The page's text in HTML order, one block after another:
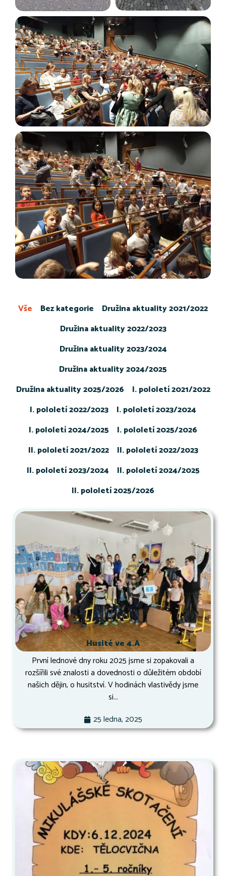
Bez kategorie
Družina aktuality 2021/2022
Družina aktuality 2022/2023
Družina aktuality 2023/2024
Družina aktuality 2024/2025
Družina aktuality 2025/2026
I. pololetí 2021/2022
I. pololetí 2022/2023
I. pololetí 2023/2024
I. pololetí 2024/2025
I. pololetí 2025/2026
II. pololetí 2021/2022
II. pololetí 2022/2023
II. pololetí 2023/2024
II. pololetí 2024/2025
II. pololetí 2025/2026
Vše
Husité ve 4.A
První lednové dny roku 2025 jsme si zopakovali a
rozšířili své znalosti a dovednosti o důležitém období
našich dějin, o husitství. V hodinách vlastivědy jsme
si...
25 ledna, 2025